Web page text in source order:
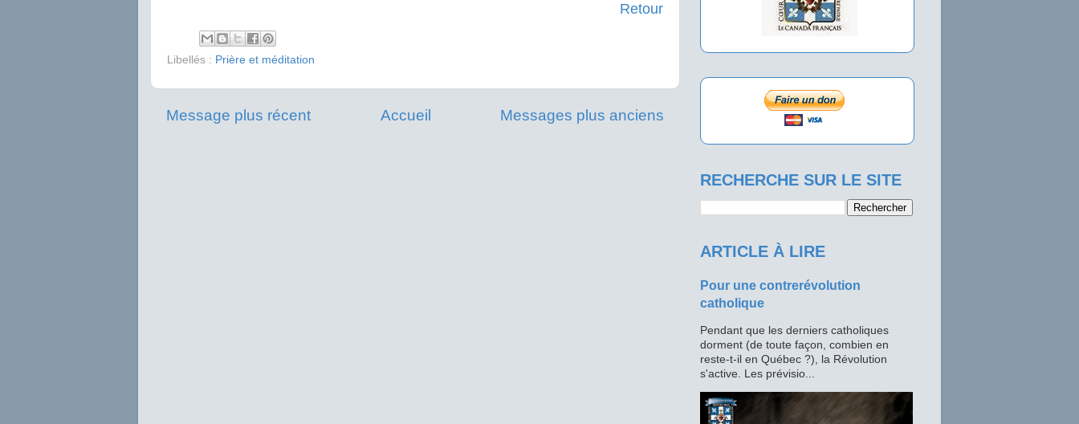
Retour
Libellés : Prière et méditation
Message plus récent Messages plus anciens
Accueil
RECHERCHE SUR LE SITE
ARTICLE À LIRE
Pour une contrerévolution
catholique
Pendant que les derniers catholiques
dorment (de toute façon, combien en
reste-t-il en Québec ?), la Révolution
s'active. Les prévisio...